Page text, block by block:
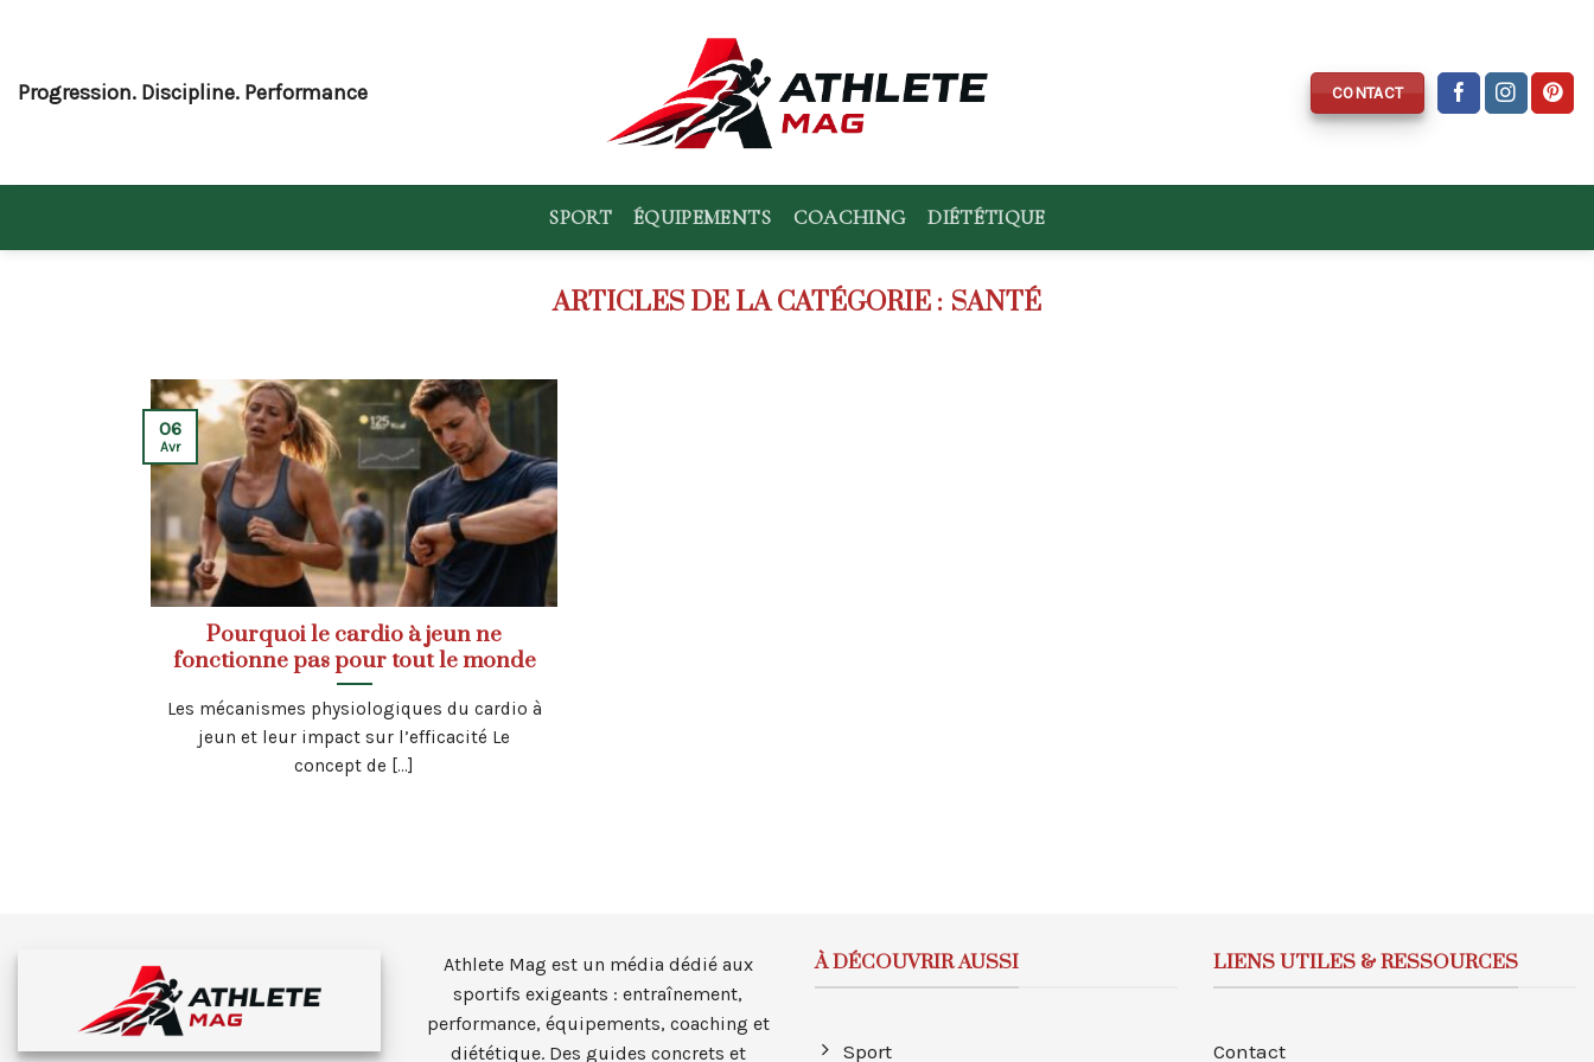
content
Progression. Discipline. Performance CONTACT
SPORT ÉQUIPEMENTS COACHING DIÉTÉTIQUE
SANTÉ
Pourquoi le cardio à jeun ne
fonctionne pas pour tout le monde
Les mécanismes physiologiques du cardio à
jeun et leur impact sur l’efficacité Le
concept de [...]
06
Avr
Athlete Mag est un média dédié aux
sportifs exigeants : entraînement,
performance, équipements, coaching et
diététique. Des guides concrets et
À DÉCOUVRIR AUSSI
Sport
LIENS UTILES & RESSOURCES
Contact